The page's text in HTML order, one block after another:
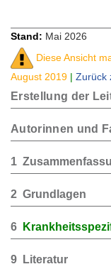
Stand
Mai 2026
Diese Ansicht
August 2019 | Zurück
Erstellung der
Autorinnen und
1
2 Grundlagen
6
9 Literatur